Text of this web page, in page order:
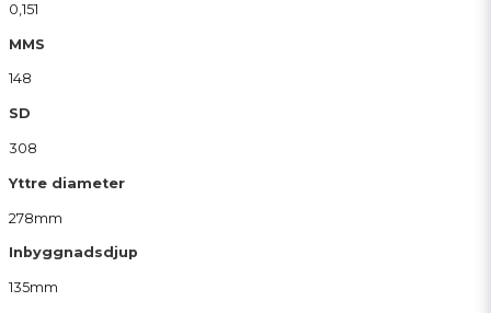
0,151
MMS
148
SD
308
Yttre diameter
278mm
Inbyggnadsdjup
135mm